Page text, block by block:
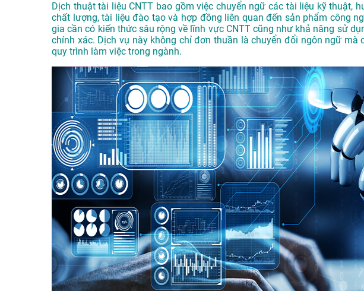
Dịch thuật tài liệu CNTT bao gồm việc chuyển ngữ các tài liệu kỹ thuật,
chất lượng, tài liệu đào tạo và hợp đồng liên quan đến sản phẩm công
gia cần có kiến thức sâu rộng về lĩnh vực CNTT cũng như khả năng sử
chính xác. Dịch vụ này không chỉ đơn thuần là chuyển đổi ngôn ngữ mà
quy trình làm việc trong ngành.